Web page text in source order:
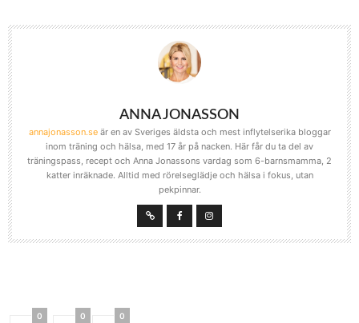
ANNA JONASSON
annajonasson.seär en av Sveriges äldsta och mest inflytelserika bloggar
inom träning och hälsa, med 17 år på nacken. Här får du ta del av
träningspass, recept och Anna Jonassons vardag som 6-barnsmamma, 2
katter inräknade. Alltid med rörelseglädje och hälsa i fokus, utan
pekpinnar.
0 0 0